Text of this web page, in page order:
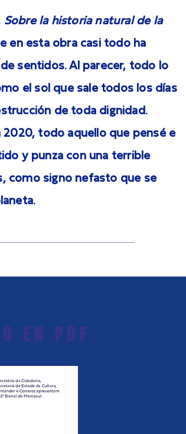
Sobre la historia natural de la
en esta obra casi todo ha
sentidos. Al parecer, todo lo
el sol que sale todos los días
de toda dignidad.
2020, todo aquello que pensé e
y punza con una terrible
como signo nefasto que se
en pdf